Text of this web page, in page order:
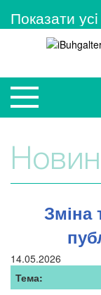
Показати усi
Зміна
14.05.2026
Тема: